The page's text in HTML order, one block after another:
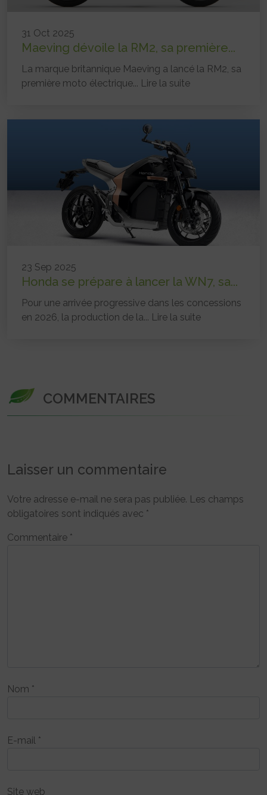
31 Oct 2025
Maeving dévoile la RM2, sa première...
La marque britannique Maeving a lancé la RM2, sa
première moto électrique... Lire la suite
23 Sep 2025
Honda se prépare à lancer la WN7, sa...
Pour une arrivée progressive dans les concessions
en 2026, la production de la... Lire la suite
COMMENTAIRES
Laisser un commentaire
Votre adresse e-mail ne sera pas publiée. Les champs
obligatoires sont indiqués avec *
Commentaire *
Nom *
E-mail *
Site web